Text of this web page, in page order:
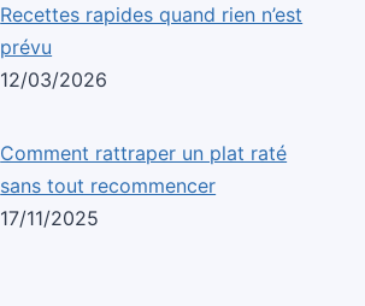
Recettes rapides quand rien n’est
prévu
12/03/2026
Comment rattraper un plat raté
sans tout recommencer
17/11/2025